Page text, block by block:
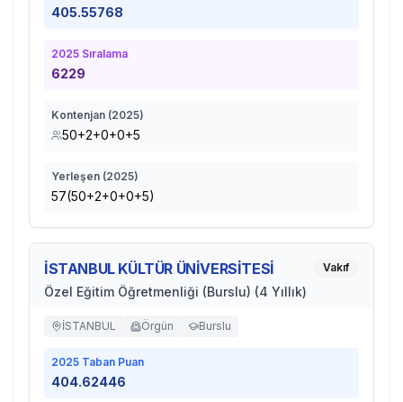
405.55768
2025 Sıralama
6229
Kontenjan (2025)
50+2+0+0+5
Yerleşen (2025)
57(50+2+0+0+5)
İSTANBUL KÜLTÜR ÜNİVERSİTESİ
Özel Eğitim Öğretmenliği (Burslu) (4 Yıllık)
Vakıf
İSTANBUL Örgün Burslu
2025 Taban Puan
404.62446